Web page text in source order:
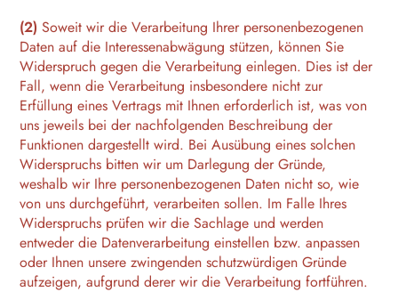
(2) Soweit wir die Verarbeitung Ihrer personenbezogenen
Daten auf die Interessenabwägung stützen, können Sie
Widerspruch gegen die Verarbeitung einlegen. Dies ist der
Fall, wenn die Verarbeitung insbesondere nicht zur
Erfüllung eines Vertrags mit Ihnen erforderlich ist, was von
uns jeweils bei der nachfolgenden Beschreibung der
Funktionen dargestellt wird. Bei Ausübung eines solchen
Widerspruchs bitten wir um Darlegung der Gründe,
weshalb wir Ihre personenbezogenen Daten nicht so, wie
von uns durchgeführt, verarbeiten sollen. Im Falle Ihres
Widerspruchs prüfen wir die Sachlage und werden
entweder die Datenverarbeitung einstellen bzw. anpassen
oder Ihnen unsere zwingenden schutzwürdigen Gründe
aufzeigen, aufgrund derer wir die Verarbeitung fortführen.